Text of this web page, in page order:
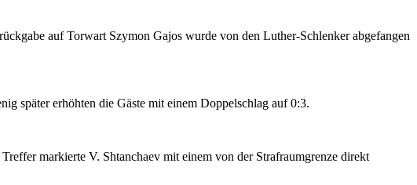
auf Torwart Szymon Gajos wurde von den Luther-Schlenker abgefangen
später erhöhten die Gäste mit einem Doppelschlag auf 0:3.
markierte V. Shtanchaev mit einem von der Strafraumgrenze direkt